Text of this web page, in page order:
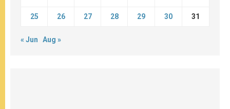
25 26 27 28 29 30 31
« Jun Aug »